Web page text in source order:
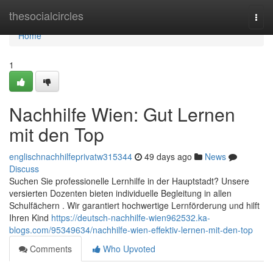
thesocialcircles
Home
Home
1
Nachhilfe Wien: Gut Lernen
mit den Top
englischnachhilfeprivatw315344 49 days ago
News
Discuss
Suchen Sie professionelle Lernhilfe in der Hauptstadt? Unsere
versierten Dozenten bieten individuelle Begleitung in allen
Schulfächern . Wir garantiert hochwertige Lernförderung und hilft
Ihren Kind https://deutsch-nachhilfe-wien962532.ka-
blogs.com/95349634/nachhilfe-wien-effektiv-lernen-mit-den-top
Comments
Who Upvoted